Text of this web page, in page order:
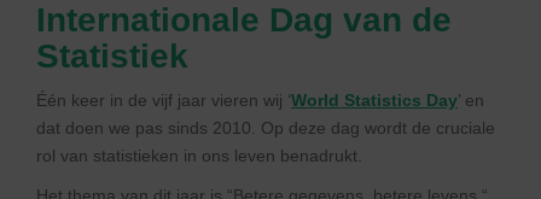
Internationale Dag van de
Statistiek
Één keer in de vijf jaar vieren wij ‘World Statistics Day’ en
dat doen we pas sinds 2010. Op deze dag wordt de cruciale
rol van statistieken in ons leven benadrukt.